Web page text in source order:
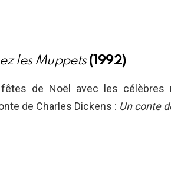
les Muppets(1992)
de Noël avec les célèbres
de Charles Dickens : Un conte